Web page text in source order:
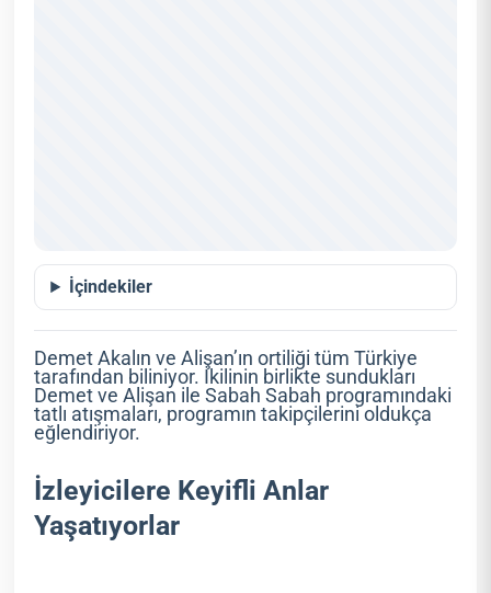
İçindekiler
Demet Akalın ve Alişan’ın ortiliği tüm Türkiye
tarafından biliniyor. İkilinin birlikte sundukları
Demet ve Alişan ile Sabah Sabah programındaki
tatlı atışmaları, programın takipçilerini oldukça
eğlendiriyor.
İzleyicilere Keyifli Anlar
Yaşatıyorlar